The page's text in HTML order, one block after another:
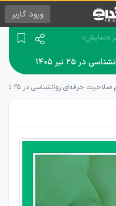
ورود کاربر
«نمایش»
۲۵ تیر ۱۴۰۵
حرفه‌ای روانشناسی در ۲۵ تیر ۱۴۰۵